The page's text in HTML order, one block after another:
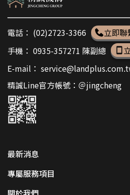
電話： (02)2723-3366
立即聯
手機： 0935-357271 陳副總
E-mail：
精誠Line官方帳號：＠jingcheng
最新消息
專屬服務項目